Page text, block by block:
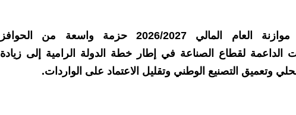
خصصت موازنة العام المالي 2026/2027 حزمة واسعة من الحوافز
الداعمة لقطاع الصناعة في إطار خطة الدولة الرامية إلى زيادة
وتعميق التصنيع الوطني وتقليل الاعتماد على الواردات.